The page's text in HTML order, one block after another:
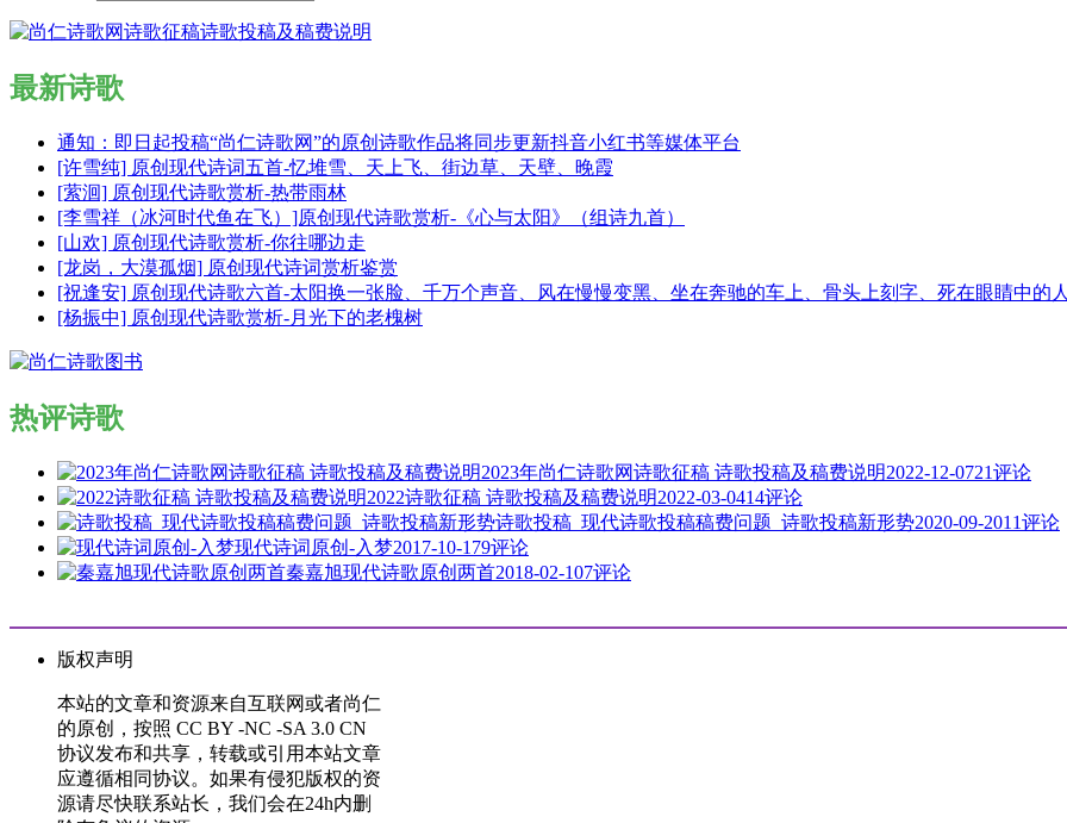
最新诗歌
通知：即日起投稿“尚仁诗歌网”的原创诗歌作品将同步更新抖音小红书等媒体平台
[许雪纯] 原创现代诗词五首-忆堆雪、天上飞、街边草、天壁、晚霞
[萦洄] 原创现代诗歌赏析-热带雨林
[李雪祥（冰河时代鱼在飞）]原创现代诗歌赏析-《心与太阳》（组诗九首）
[山欢] 原创现代诗歌赏析-你往哪边走
[龙岗，大漠孤烟] 原创现代诗词赏析鉴赏
[祝逢安] 原创现代诗歌六首-太阳换一张脸、千万个声音、风在慢慢变黑、坐在奔驰的车上、骨头上刻字、死在眼睛中的人
[杨振中] 原创现代诗歌赏析-月光下的老槐树
热评诗歌
2023年尚仁诗歌网诗歌征稿 诗歌投稿及稿费说明2022-12-0721评论
2022诗歌征稿 诗歌投稿及稿费说明2022-03-0414评论
诗歌投稿_现代诗歌投稿稿费问题_诗歌投稿新形势2020-09-2011评论
现代诗词原创-入梦2017-10-179评论
秦嘉旭现代诗歌原创两首2018-02-107评论
版权声明
本站的文章和资源来自互联网或者尚仁
的原创，按照 CC BY -NC -SA 3.0 CN
协议发布和共享，转载或引用本站文章
应遵循相同协议。如果有侵犯版权的资
源请尽快联系站长，我们会在24h内删